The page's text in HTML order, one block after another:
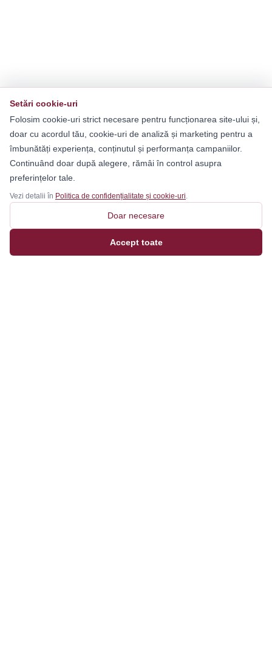
Setări cookie-uri
Folosim cookie-uri strict necesare pentru funcționarea site-ului și,
doar cu acordul tău, cookie-uri de analiză și marketing pentru a
îmbunătăți experiența, conținutul și performanța campaniilor.
Continuând doar după alegere, rămâi în control asupra
preferințelor tale.
Vezi detalii în Politica de confidențialitate și cookie-uri.
Doar necesare
Accept toate